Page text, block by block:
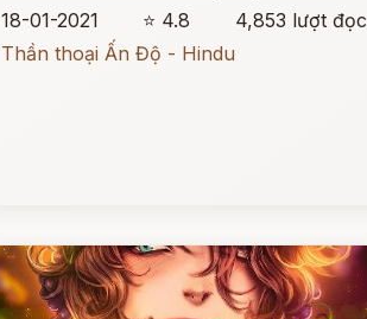
18-01-2021
⭐ 4.8
4,853 lượt đọc
Thần thoại Ấn Độ - Hindu